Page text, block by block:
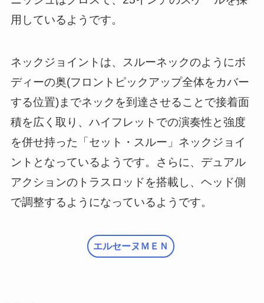
用しているようです。
ネックジョイントは、スルーネックのようにボ
ディーの奥(フロントピックアップ全体をカバー
する位置)までネックを到達させることで接着面
積を広く取り、ハイフレットでの演奏性と強度
を併せ持った「セット・スルー」ネックジョイ
ントとなっているようです。さらに、デュアル
アクションのトラスロッドを搭載し、ヘッド側
で調整するようになっているようです。
エルセーヌＭＥＮ